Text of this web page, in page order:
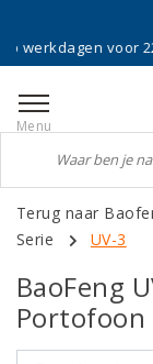
besteld,
Menu
Terug naar
Serie
UV-3
BaoFeng
Portofoon